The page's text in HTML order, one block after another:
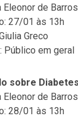
Eleonor de Barros
27/01 às 13h
Greco
Público em geral
sobre
Eleonor de Barros
28/01 às 13h